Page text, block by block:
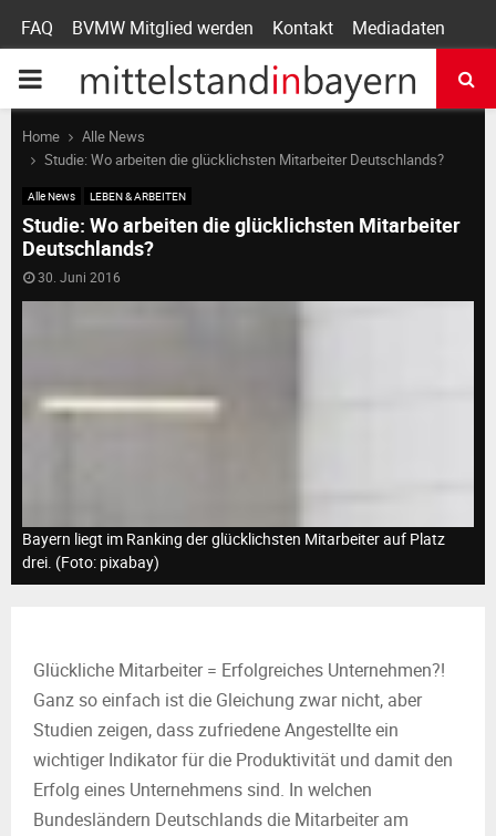
FAQ BVMW Mitglied werden Kontakt Mediadaten
P
R
M
E
U
Home
Alle News
Studie: Wo arbeiten die glücklichsten Mitarbeiter Deutschlands?
Alle News LEBEN & ARBEITEN
Studie: Wo arbeiten die glücklichsten Mitarbeiter
Deutschlands?
30. Juni 2016
Bayern liegt im Ranking der glücklichsten Mitarbeiter auf Platz
drei. (Foto: pixabay)
Glückliche Mitarbeiter = Erfolgreiches Unternehmen?!
Ganz so einfach ist die Gleichung zwar nicht, aber
Studien zeigen, dass zufriedene Angestellte ein
wichtiger Indikator für die Produktivität und damit den
Erfolg eines Unternehmens sind. In welchen
Bundesländern Deutschlands die Mitarbeiter am